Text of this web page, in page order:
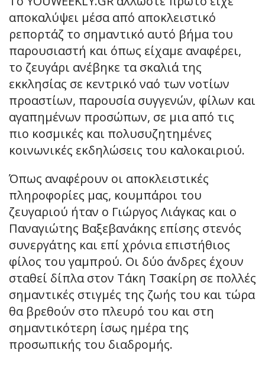
αποκαλύψει μέσα από αποκλειστικό
ρεπορτάζ το σημαντικό αυτό βήμα του
παρουσιαστή και όπως είχαμε αναφέρει,
το ζευγάρι ανέβηκε τα σκαλιά της
εκκλησίας σε κεντρικό ναό των νοτίων
προαστίων, παρουσία συγγενών, φίλων και
αγαπημένων προσώπων, σε μια από τις
πιο κοσμικές και πολυσυζητημένες
κοινωνικές εκδηλώσεις του καλοκαιριού.
Όπως αναφέρουν οι αποκλειστικές
πληροφορίες μας, κουμπάροι του
ζευγαριού ήταν ο Γιώργος Λιάγκας και ο
Παναγιώτης Βαξεβανάκης επίσης στενός
συνεργάτης και επί χρόνια επιστήθιος
φίλος του γαμπρού. Οι δύο άνδρες έχουν
σταθεί δίπλα στον Τάκη Τσακίρη σε πολλές
σημαντικές στιγμές της ζωής του και τώρα
θα βρεθούν στο πλευρό του και στη
σημαντικότερη ίσως ημέρα της
προσωπικής του διαδρομής.